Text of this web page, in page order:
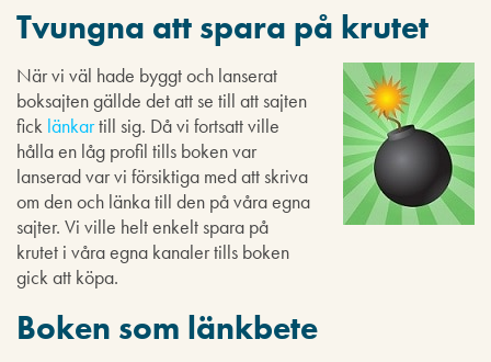
Tvungna att spara på krutet
När vi väl hade byggt och lanserat
boksajten gällde det att se till att sajten
fick länkartill sig. Då vi fortsatt ville
hålla en låg profil tills boken var
lanserad var vi försiktiga med att skriva
om den och länka till den på våra egna
sajter. Vi ville helt enkelt spara på
krutet i våra egna kanaler tills boken
gick att köpa.
Boken som länkbete